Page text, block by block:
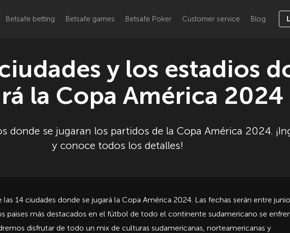
Betsafe betting Betsafe games Betsafe Poker Customer service Blog
y los estadios
la Copa América 2024
donde se jugaran los partidos de la Copa América 2024.
y conoce todos los detalles!
14 ciudades donde se jugará la Copa América 2024. Las fechas serán entre
paises más destacados en el fútbol de todo el continente sudamericano se
disfrutar de todo un mix de culturas sudamericanas, norteamericanas y